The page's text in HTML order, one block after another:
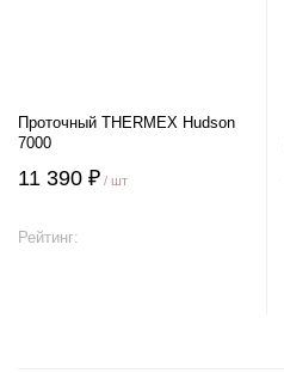
Проточный THERMEX Hudson
7000
11 390 ₽ / шт
Рейтинг: